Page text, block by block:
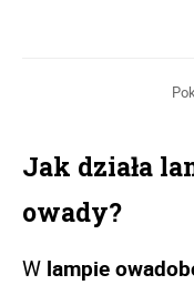
Jak działa
owady?
W lampie